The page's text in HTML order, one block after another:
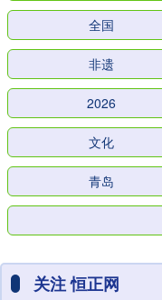
全国
非遗
2026
文化
青岛
关注 恒正网